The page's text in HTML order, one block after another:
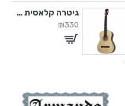
גיטרה קלאסית עם תיק
₪330